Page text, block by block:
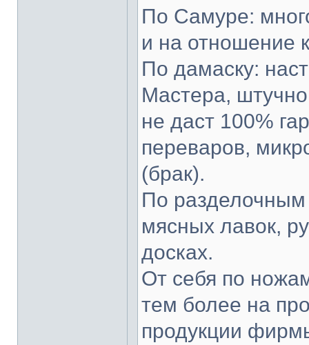
По Самуре:
и на отношение
По дамаску:
Мастера,
не даст 100%
переваров,
(брак).
По разделочным
мясных лавок,
досках.
От себя по
тем более на
продукции